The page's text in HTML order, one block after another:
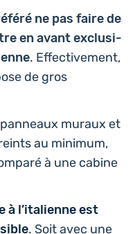
ne pas faire de
en avant exclu­si­
. Effec­ti­ve­ment,
de gros
pan­neaux muraux et
au minimum,
à une cabine
à l’i­ta­lienne est
. Soit avec une